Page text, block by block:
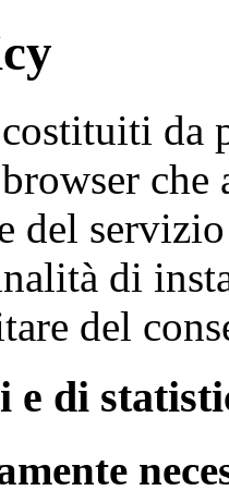
da
del
di
del
e di